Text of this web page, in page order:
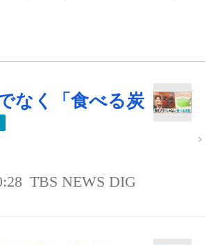
なく「食べる炭
TBS NEWS DIG